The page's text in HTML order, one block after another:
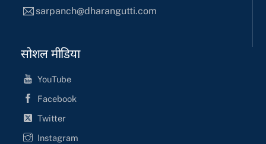
sarpanch@dharangutti.com
सोशल मीडिया
YouTube
Facebook
Twitter
Instagram